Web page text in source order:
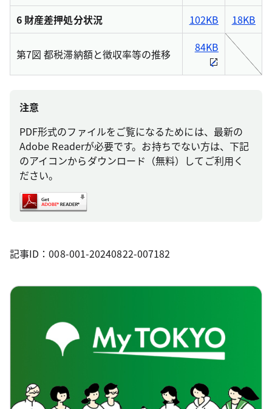
6 財産差押処分状況 102KB 18KB
第7図 都税滞納額と徴収率等の推移 84KB
注意
PDF形式のファイルをご覧になるためには、最新の
Adobe Readerが必要です。お持ちでない方は、下記
のアイコンからダウンロード（無料）してご利用く
ださい。
記事ID：008-001-20240822-007182